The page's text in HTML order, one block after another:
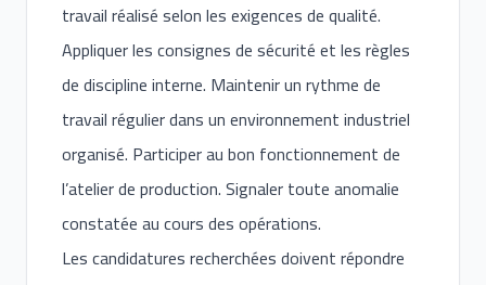
travail réalisé selon les exigences de qualité.
Appliquer les consignes de sécurité et les règles
de discipline interne. Maintenir un rythme de
travail régulier dans un environnement industriel
organisé. Participer au bon fonctionnement de
l’atelier de production. Signaler toute anomalie
constatée au cours des opérations.
Les candidatures recherchées doivent répondre